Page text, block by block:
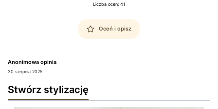
Liczba ocen: 41
Oceń i opisz
Anonimowa opinia
30 sierpnia 2025
Stwórz stylizację